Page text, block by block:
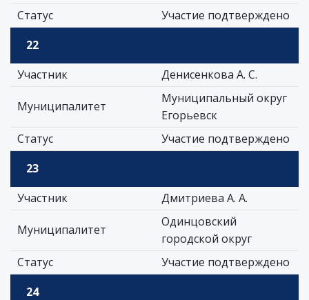
Статус
Участие подтверждено
22
Участник
Денисенкова А. С.
Муниципалитет
Муниципальный округ
Егорьевск
Статус
Участие подтверждено
23
Участник
Дмитриева А. А.
Муниципалитет
Одинцовский
городской округ
Статус
Участие подтверждено
24